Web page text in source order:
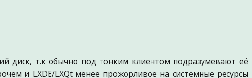
диск, т.к обычно под тонким клиентом подразумевают её
и LXDE/LXQt менее прожорливое на системные ресурсы